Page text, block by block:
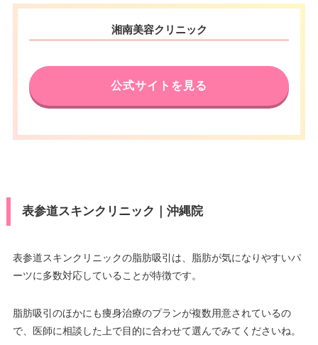
湘南美容クリニック
公式サイトを見る
表参道スキンクリニック｜沖縄院
表参道スキンクリニックの脂肪吸引は、脂肪が気になりやすいパ
ーツに多数対応していることが特徴です。
脂肪吸引のほかにも痩身治療のプランが複数用意されているの
で、医師に相談した上で目的に合わせて選んでみてくださいね。